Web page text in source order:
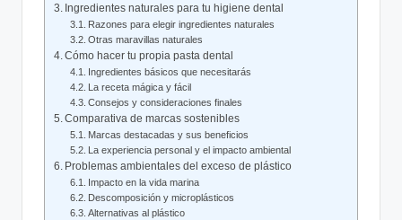
Ingredientes naturales para tu higiene dental
Razones para elegir ingredientes naturales
Otras maravillas naturales
Cómo hacer tu propia pasta dental
Ingredientes básicos que necesitarás
La receta mágica y fácil
Consejos y consideraciones finales
Comparativa de marcas sostenibles
Marcas destacadas y sus beneficios
La experiencia personal y el impacto ambiental
Problemas ambientales del exceso de plástico
Impacto en la vida marina
Descomposición y microplásticos
Alternativas al plástico